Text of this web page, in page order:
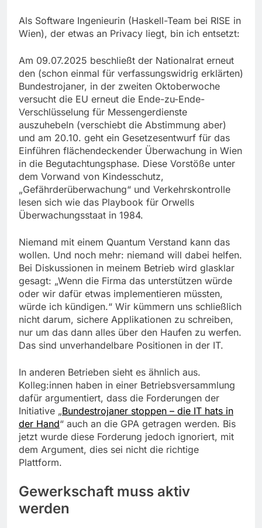
Als Software Ingenieurin (Haskell-Team bei RISE in
Wien), der etwas an Privacy liegt, bin ich entsetzt:
Am 09.07.2025 beschließt der Nationalrat erneut
den (schon einmal für verfassungswidrig erklärten)
Bundestrojaner, in der zweiten Oktoberwoche
versucht die EU erneut die Ende-zu-Ende-
Verschlüsselung für Messengerdienste
auszuhebeln (verschiebt die Abstimmung aber)
und am 20.10. geht ein Gesetzesentwurf für das
Einführen flächendeckender Überwachung in Wien
in die Begutachtungsphase. Diese Vorstöße unter
dem Vorwand von Kindesschutz,
„Gefährderüberwachung“ und Verkehrskontrolle
lesen sich wie das Playbook für Orwells
Überwachungsstaat in 1984.
Niemand mit einem Quantum Verstand kann das
wollen. Und noch mehr: niemand will dabei helfen.
Bei Diskussionen in meinem Betrieb wird glasklar
gesagt: „Wenn die Firma das unterstützen würde
oder wir dafür etwas implementieren müssten,
würde ich kündigen.“ Wir kümmern uns schließlich
nicht darum, sichere Applikationen zu schreiben,
nur um das dann alles über den Haufen zu werfen.
Das sind unverhandelbare Positionen in der IT.
In anderen Betrieben sieht es ähnlich aus.
Kolleg:innen haben in einer Betriebsversammlung
dafür argumentiert, dass die Forderungen der
Initiative „Bundestrojaner stoppen – die IT hats in
der Hand“ auch an die GPA getragen werden. Bis
jetzt wurde diese Forderung jedoch ignoriert, mit
dem Argument, dies sei nicht die richtige
Plattform.
Gewerkschaft muss aktiv
werden